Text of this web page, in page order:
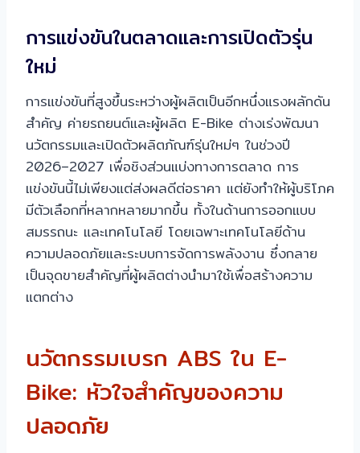
การแข่งขันในตลาดและการเปิดตัวรุ่น
ใหม่
การแข่งขันที่สูงขึ้นระหว่างผู้ผลิตเป็นอีกหนึ่งแรงผลักดัน
สำคัญ ค่ายรถยนต์และผู้ผลิต E-Bike ต่างเร่งพัฒนา
นวัตกรรมและเปิดตัวผลิตภัณฑ์รุ่นใหม่ๆ ในช่วงปี
2026–2027 เพื่อชิงส่วนแบ่งทางการตลาด การ
แข่งขันนี้ไม่เพียงแต่ส่งผลดีต่อราคา แต่ยังทำให้ผู้บริโภค
มีตัวเลือกที่หลากหลายมากขึ้น ทั้งในด้านการออกแบบ
สมรรถนะ และเทคโนโลยี โดยเฉพาะเทคโนโลยีด้าน
ความปลอดภัยและระบบการจัดการพลังงาน ซึ่งกลาย
เป็นจุดขายสำคัญที่ผู้ผลิตต่างนำมาใช้เพื่อสร้างความ
แตกต่าง
นวัตกรรมเบรก ABS ใน E-
Bike: หัวใจสำคัญของความ
ปลอดภัย